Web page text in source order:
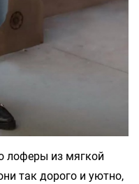
лоферы из мягкой
так дорого и уютно,